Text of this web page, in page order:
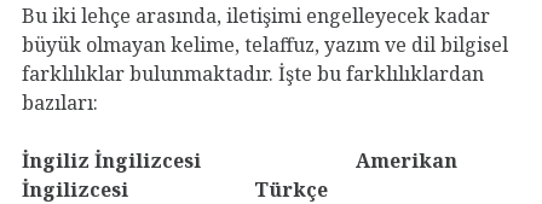
Bu iki lehçe arasında, iletişimi engelleyecek kadar
büyük olmayan kelime, telaffuz, yazım ve dil bilgisel
farklılıklar bulunmaktadır. İşte bu farklılıklardan
bazıları:
İngiliz İngilizcesi Amerikan
İngilizcesi Türkçe